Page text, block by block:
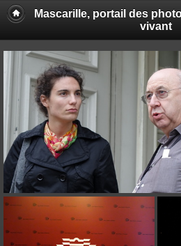
Mascarille, portail des
vivant